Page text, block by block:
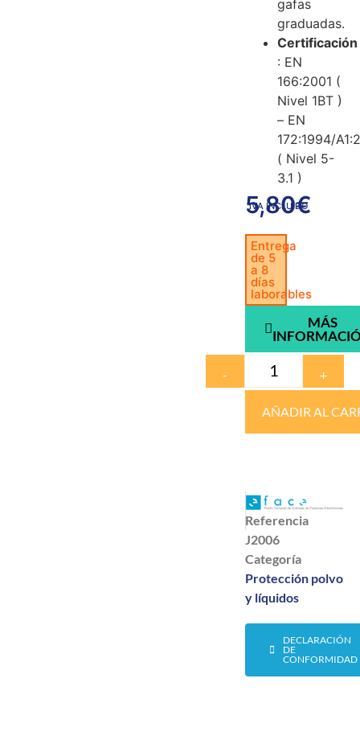
gafas
graduadas.
Certificación
: EN
166:2001 (
Nivel 1BT )
– EN
172:1994/
( Nivel 5-
3.1 )
5,80€
IVA INCLUIDO
Entrega
de 5
a 8
días
laborables
MÁS
- +
AÑADIR AL
Referencia
J2006
Categoría
Protección polvo
y líquidos
DECLARACIÓN
DE
CONFORMIDAD